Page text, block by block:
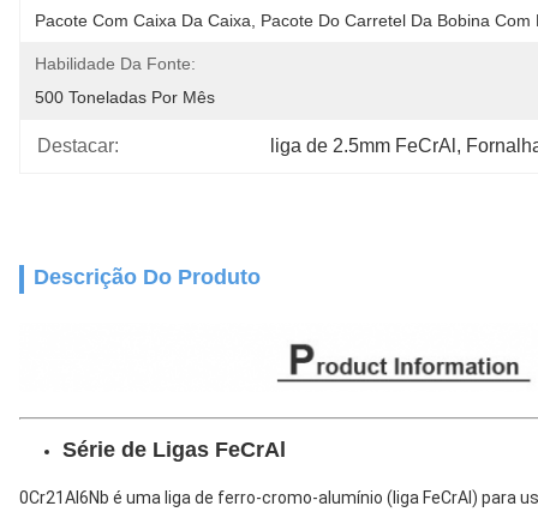
Pacote Com Caixa Da Caixa, Pacote Do Carretel Da Bobina Com
Habilidade Da Fonte:
500 Toneladas Por Mês
Destacar: liga de 2.5mm FeCrAl ,
Descrição Do Produto
Série de Ligas FeCrAl
0Cr21Al6Nb é uma liga de ferro-cromo-alumínio (liga FeCrAl) para